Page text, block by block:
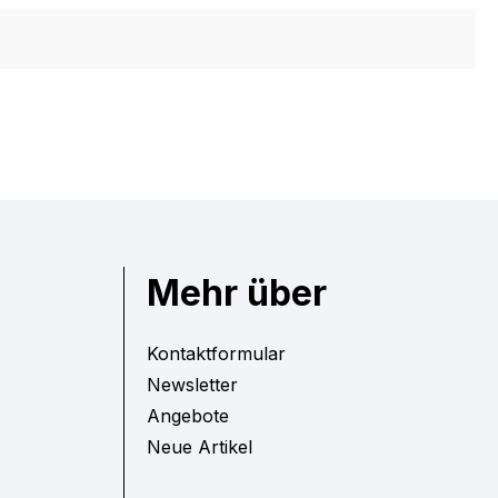
Mehr über
Kontaktformular
Newsletter
Angebote
Neue Artikel